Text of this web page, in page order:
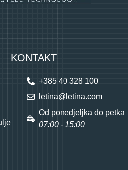
KONTAKT
+385 40 328 100
letina@letina.com
Od ponedjeljka do petka
07:00 - 15:00